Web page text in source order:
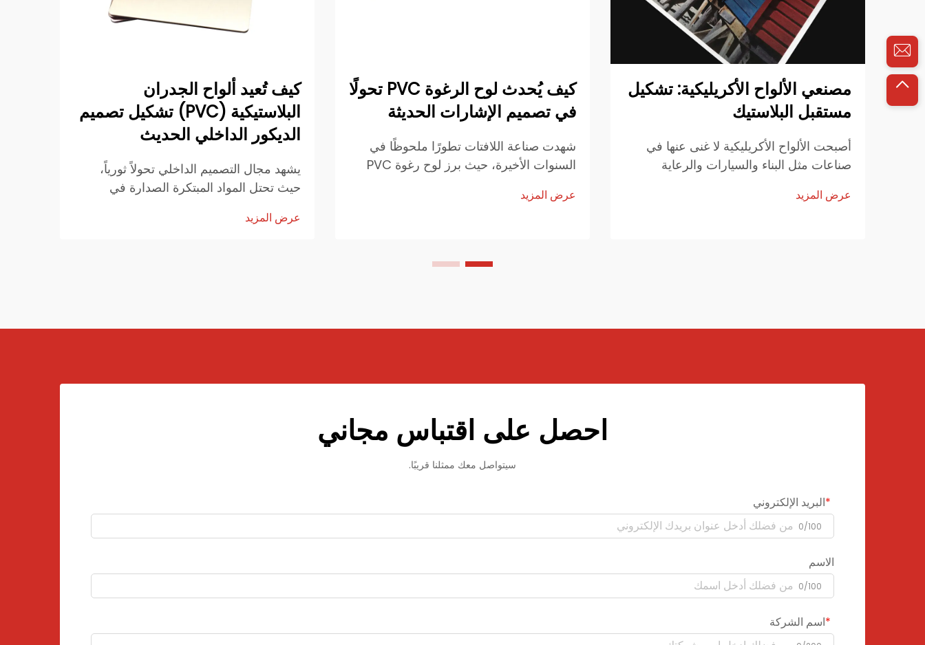
مصنعي الألواح الأكريليكية: تشكيل
مستقبل البلاستيك
أصبحت الألواح الأكريليكية لا غنى عنها في
صناعات مثل البناء والسيارات والرعاية
مادة مفضلة لتطبيقات متنوعة. يستمر مصنعي
عرض المزيد
كيف يُحدث لوح الرغوة PVC تحولًا
في تصميم الإشارات الحديثة
شهدت صناعة اللافتات تطورًا ملحوظًا في
السنوات الأخيرة، حيث برز لوح رغوة PVC
الشركات مع الاتصال البصري. وقد أصبح هذا
عرض المزيد
كيف تُعيد ألواح الجدران
البلاستيكية (PVC) تشكيل تصميم
الديكور الداخلي الحديث
يشهد مجال التصميم الداخلي تحولاً ثورياً،
حيث تحتل المواد المبتكرة الصدارة في
الحلول المتطورة، برزت ألواح الجدران
عرض المزيد
احصل على اقتباس مجاني
سيتواصل معك ممثلنا قريبًا.
البريد الإلكتروني
0/100
الاسم
0/100
اسم الشركة